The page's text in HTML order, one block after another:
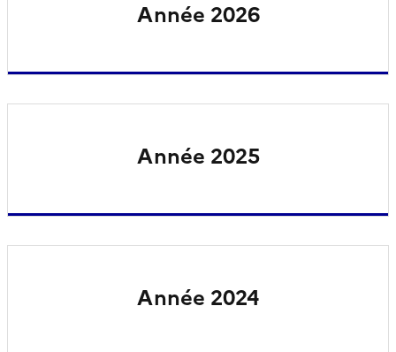
Année 2026
Année 2025
Année 2024